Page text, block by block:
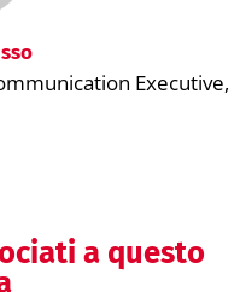
Executive,
a questo